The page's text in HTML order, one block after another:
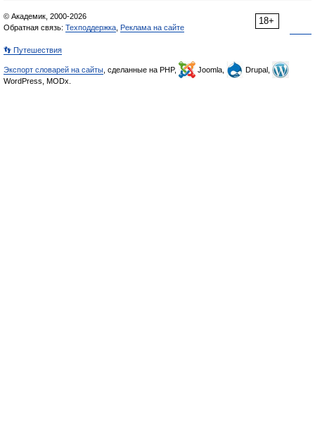
18+
© Академик, 2000-2026
Обратная связь: Техподдержка Реклама на сайте
👣 Путешествия
Экспорт словарей на сайты , сделанные на PHP, Joomla,
Drupal,
WordPress, MODx.